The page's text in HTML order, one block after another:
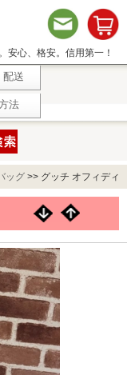
安心、格安。信用第一！
配送
法
ッグ >> グッチ オフィディ
/ブラウン ミニボストンバ